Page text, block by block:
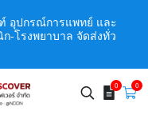
อุปกรณ์การแพทย์ และ
โรงพยาบาล จัดส่งทั่ว
0 0